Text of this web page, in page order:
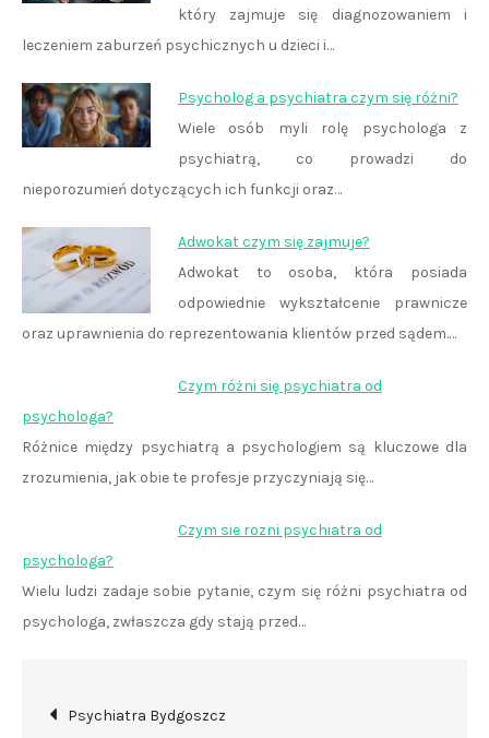
który zajmuje się diagnozowaniem i
leczeniem zaburzeń psychicznych u dzieci i…
Psycholog a psychiatra czym się różni?
Wiele osób myli rolę psychologa z
psychiatrą, co prowadzi do
nieporozumień dotyczących ich funkcji oraz…
Adwokat czym się zajmuje?
Adwokat to osoba, która posiada
odpowiednie wykształcenie prawnicze
oraz uprawnienia do reprezentowania klientów przed sądem.…
Czym różni się psychiatra od
psychologa?
Różnice między psychiatrą a psychologiem są kluczowe dla
zrozumienia, jak obie te profesje przyczyniają się…
Czym sie rozni psychiatra od
psychologa?
Wielu ludzi zadaje sobie pytanie, czym się różni psychiatra od
psychologa, zwłaszcza gdy stają przed…
Nawigacja
Psychiatra Bydgoszcz